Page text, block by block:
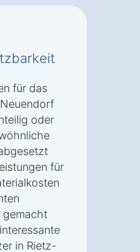
für das
oder
für
gemacht
in Rietz-